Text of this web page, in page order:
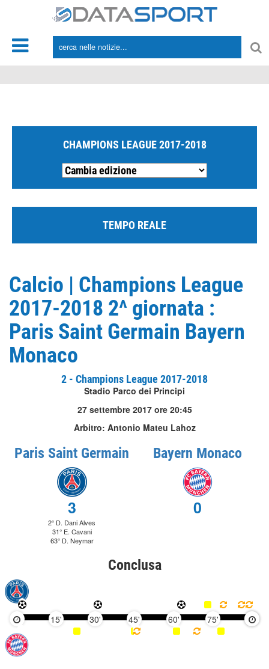
CHAMPIONS LEAGUE 2017-2018
TEMPO REALE
Calcio | Champions League
2017-2018 2^ giornata :
Paris Saint Germain Bayern
Monaco
2 - Champions League 2017-2018
Stadio Parco dei Principi
27 settembre 2017 ore 20:45
Arbitro: Antonio Mateu Lahoz
Paris Saint Germain
3
2° D. Dani Alves
31° E. Cavani
63° D. Neymar
Bayern Monaco
0
Conclusa
15' 30' 45' 60' 75' 90'